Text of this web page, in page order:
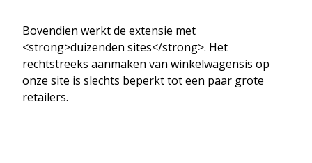
Bovendien werkt de extensie met
<strong>duizenden sites</strong>. Het
rechtstreeks aanmaken van winkelwagensis op
onze site is slechts beperkt tot een paar grote
retailers.